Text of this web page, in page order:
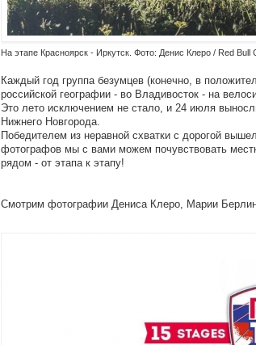
На этапе Красноярск - Иркутск. Фото: Денис Клеро / Red Bull
Каждый год группа безумцев (конечно, в
российской географии - во Владивосток - на
Это лето исключением не стало, и 24 июля
Нижнего Новгорода.
Победителем из неравной схватки с дорогой
фотографов мы с вами можем почувствовать
рядом - от этапа к этапу!
Смотрим фотографии Дениса Клеро, Марии